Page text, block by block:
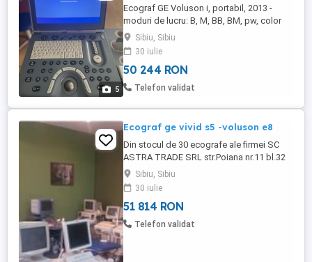
5
Ecograf GE Voluson i, portabil, 2013 -
moduri de lucru: B, M, BB, BM, pw, color
doppler, -domenii: Abdomen, ginecologie,
urologie, vascular, un conector (folosire
alternativa a sondelor), fara 4D. pret 9600
Euro cu 2 sonde :convexa si lineara. Cu
carucior care are conectori pentru 2
Sibiu, Sibiu
30 iulie
50 244 RON
Telefon validat
Ecograf ge vivid s5 -voluson e8
Din stocul de 30 ecografe ale firmei SC
ASTRA TRADE SRL str.Poiana nr.11 bl.32
PC Sibiu, va oferim la pret promotional
ecograf GE VIVID S5 , 2010, 9.900 euro
plus tva. Sonda 3S-RS costa 2.800 euro
plus tva. Din gama ecografelor 4D,
promotia se face la VOLUSON E6, 2011,
Sibiu, Sibiu
30 iulie
51 814 RON
Telefon validat